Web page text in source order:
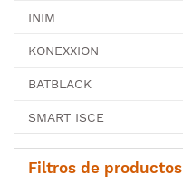
INIM
KONEXXION
BATBLACK
SMART ISCE
Filtros de productos